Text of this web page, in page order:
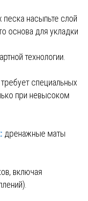
насыпьте слой
основа для укладки
технологии.
специальных
при невысоком
дренажные маты
включая